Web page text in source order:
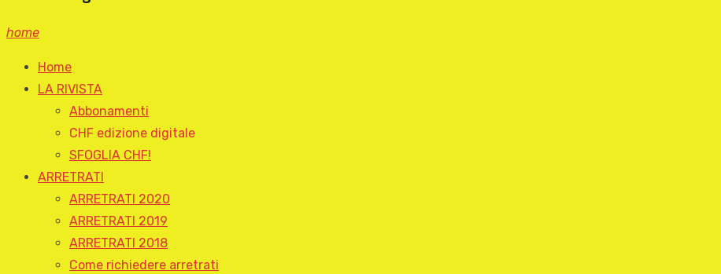
home
Home
LA RIVISTA
Abbonamenti
CHF edizione digitale
SFOGLIA CHF!
ARRETRATI
ARRETRATI 2020
ARRETRATI 2019
ARRETRATI 2018
Come richiedere arretrati